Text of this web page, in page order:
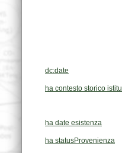
dc:date
ha contesto storico
ha date esistenza
ha statusProvenienza